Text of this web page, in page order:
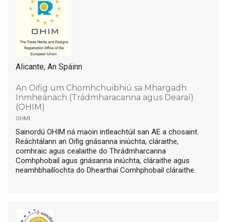
Alicante, An Spáinn
An Oifig um Chomhchuibhiú sa Mhargadh
Inmheánach (Trádmharacanna agus Dearaí)
(OHIM)
ohmi
Sainordú OHIM ná maoin intleachtúil san AE a chosaint.
Reáchtálann an Oifig gnásanna iniúchta, cláraithe,
comhraic agus cealaithe do Thrádmharcanna
Comhphobail agus gnásanna iniúchta, cláraithe agus
neamhbhailíochta do Dhearthaí Comhphobail cláraithe.